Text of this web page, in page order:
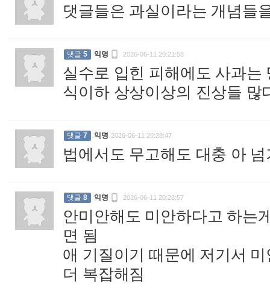
댓글들은 과실이라는 개념들
댓글 5 익명  2026-06-11 20:21:58
실수로 입힌 피해에도 사과는
식이하 상상이상의 진상들
댓글 7 익명 2026-06-11 20:28:47
법에서도 무고해도 대충 아
댓글 8 익명  2026-06-11 20:28:57
안미안해도 미안하다고 하는
면 됨
애 기질이기 때문에 저기서
더 복잡해짐